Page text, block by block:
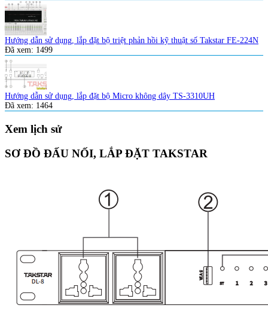
Hướng dẫn sử dụng, lắp đặt bộ triệt phản hồi kỹ thuật số Takstar FE-224N
Đã xem: 1499
Hướng dẫn sử dụng, lắp đặt bộ Micro không dây TS-3310UH
Đã xem: 1464
Xem lịch sử
SƠ ĐỒ ĐẤU NỐI, LẮP ĐẶT TAKSTAR